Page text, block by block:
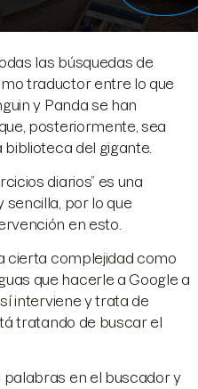
las búsquedas de
traductor entre lo que
y Panda se han
posteriormente, sea
del gigante.
diarios” es una
por lo que
en esto.
cierta complejidad como
que hacerle a Google a
interviene y trata de
tratando de buscar el
en el buscador y